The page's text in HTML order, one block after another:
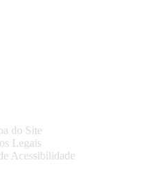
do Site
Legais
Acessibilidade